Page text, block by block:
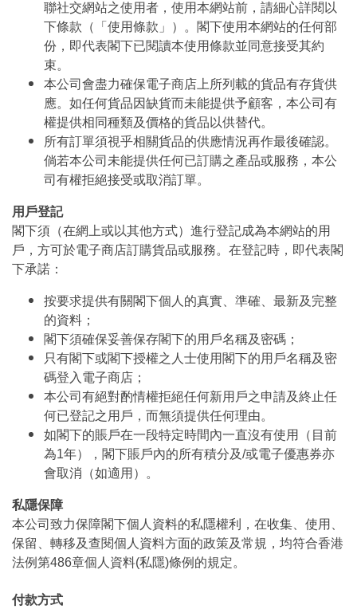
聯社交網站之使用者，使用本網站前，請細心詳閱以
下條款（「使用條款」）。閣下使用本網站的任何部
份，即代表閣下已閱讀本使用條款並同意接受其約
束。
本公司會盡力確保電子商店上所列載的貨品有存貨供
應。如任何貨品因缺貨而未能提供予顧客，本公司有
權提供相同種類及價格的貨品以供替代。
所有訂單須視乎相關貨品的供應情況再作最後確認。
倘若本公司未能提供任何已訂購之產品或服務，本公
司有權拒絕接受或取消訂單。
用戶登記
閣下須（在網上或以其他方式）進行登記成為本網站的用
戶，方可於電子商店訂購貨品或服務。在登記時，即代表閣
下承諾：
按要求提供有關閣下個人的真實、準確、最新及完整
的資料；
閣下須確保妥善保存閣下的用戶名稱及密碼；
只有閣下或閣下授權之人士使用閣下的用戶名稱及密
碼登入電子商店；
本公司有絕對酌情權拒絕任何新用戶之申請及終止任
何已登記之用戶，而無須提供任何理由。
如閣下的賬戶在一段特定時間內一直沒有使用（目前
為1年），閣下賬戶內的所有積分及/或電子優惠券亦
會取消（如適用）。
私隱保障
本公司致力保障閣下個人資料的私隱權利，在收集、使用、
保留、轉移及查閱個人資料方面的政策及常規，均符合香港
法例第486章個人資料(私隱)條例的規定。
付款方式